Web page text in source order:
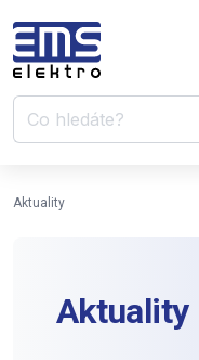
Aktuality
Aktuality